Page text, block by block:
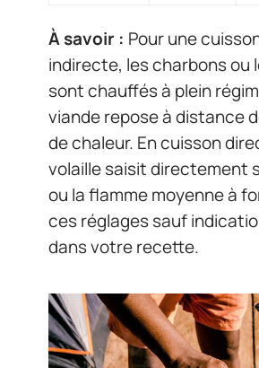
À savoir : Pour une
indirecte, les charbons ou
sont chauffés à plein
viande repose à distance
de chaleur. En cuisson
volaille saisit directement
ou la flamme moyenne à
ces réglages sauf
dans votre recette.